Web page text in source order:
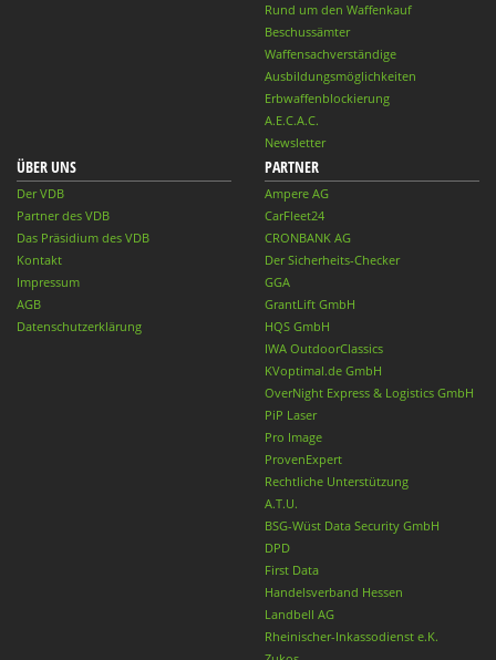
Rund um den Waffenkauf
Beschussämter
Waffensachverständige
Ausbildungsmöglichkeiten
Erbwaffenblockierung
A.E.C.A.C.
Newsletter
ÜBER UNS
Der VDB
Partner des VDB
Das Präsidium des VDB
Kontakt
Impressum
AGB
Datenschutzerklärung
PARTNER
Ampere AG
CarFleet24
CRONBANK AG
Der Sicherheits-Checker
GGA
GrantLift GmbH
HQS GmbH
IWA OutdoorClassics
KVoptimal.de GmbH
OverNight Express & Logistics GmbH
PiP Laser
Pro Image
ProvenExpert
Rechtliche Unterstützung
A.T.U.
BSG-Wüst Data Security GmbH
DPD
First Data
Handelsverband Hessen
Landbell AG
Rheinischer-Inkassodienst e.K.